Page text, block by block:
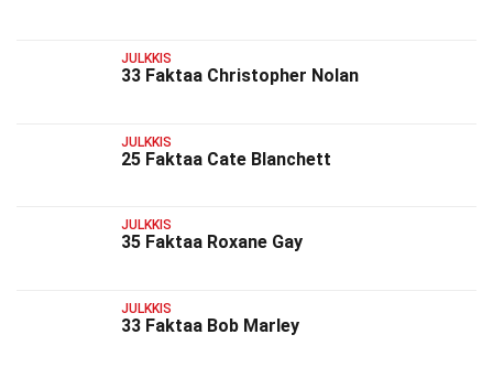
JULKKIS
33 Faktaa Christopher Nolan
JULKKIS
25 Faktaa Cate Blanchett
JULKKIS
35 Faktaa Roxane Gay
JULKKIS
33 Faktaa Bob Marley